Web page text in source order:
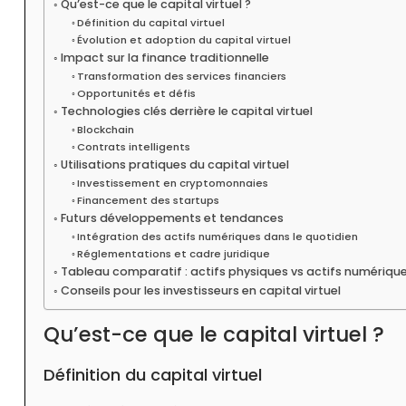
Qu’est-ce que le capital virtuel ?
Définition du capital virtuel
Évolution et adoption du capital virtuel
Impact sur la finance traditionnelle
Transformation des services financiers
Opportunités et défis
Technologies clés derrière le capital virtuel
Blockchain
Contrats intelligents
Utilisations pratiques du capital virtuel
Investissement en cryptomonnaies
Financement des startups
Futurs développements et tendances
Intégration des actifs numériques dans le quotidien
Réglementations et cadre juridique
Tableau comparatif : actifs physiques vs actifs
Conseils pour les investisseurs en capital virtuel
Qu’est-ce que le capital virtuel ?
Définition du capital virtuel